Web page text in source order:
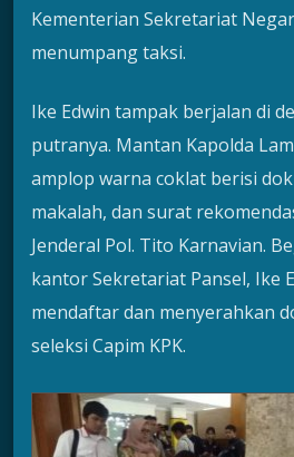
Kementerian Sekretariat
menumpang taksi.
Ike Edwin tampak berjalan di
putranya. Mantan Kapolda
amplop warna coklat berisi
makalah, dan surat
Jenderal Pol. Tito Karnavian.
kantor Sekretariat Pansel, Ike
mendaftar dan menyerahkan
seleksi Capim KPK.